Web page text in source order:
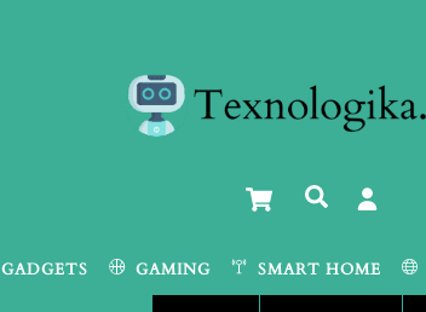
Cart Αναζήτηση
GADGETS GAMING SMART HOME